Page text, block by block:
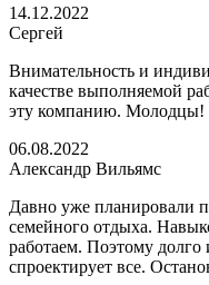
14.12.2022
Сергей
Внимательность и
качестве выполняемой
эту компанию. Молодцы!
06.08.2022
Александр Вильямс
Давно уже планировали
семейного отдыха.
работаем. Поэтому
спроектирует все.